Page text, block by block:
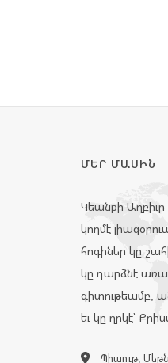
ՄԵՐ ՄԱՍԻՆ
Կեանքի
կողմէ
հոգիներ կը
կը դարձնէ
գիտութեամբ,
եւ կը ղրկէ՝
Պիաութ,